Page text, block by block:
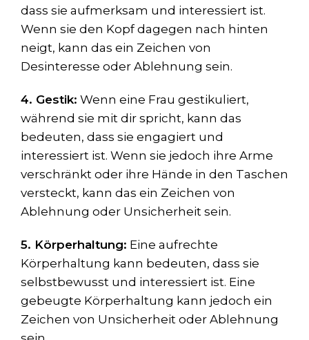
dass sie aufmerksam und interessiert ist.
Wenn sie den Kopf dagegen nach hinten
neigt, kann das ein Zeichen von
Desinteresse oder Ablehnung sein.
4. Gestik: Wenn eine Frau gestikuliert,
während sie mit dir spricht, kann das
bedeuten, dass sie engagiert und
interessiert ist. Wenn sie jedoch ihre Arme
verschränkt oder ihre Hände in den Taschen
versteckt, kann das ein Zeichen von
Ablehnung oder Unsicherheit sein.
5. Körperhaltung: Eine aufrechte
Körperhaltung kann bedeuten, dass sie
selbstbewusst und interessiert ist. Eine
gebeugte Körperhaltung kann jedoch ein
Zeichen von Unsicherheit oder Ablehnung